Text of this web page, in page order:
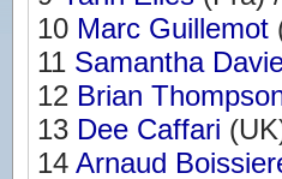
10 Marc Guillemot
11 Samantha
12 Brian
13 Dee Caffari
14 Arnaud